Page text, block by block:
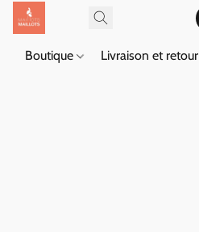
Boutique Livraison et retour